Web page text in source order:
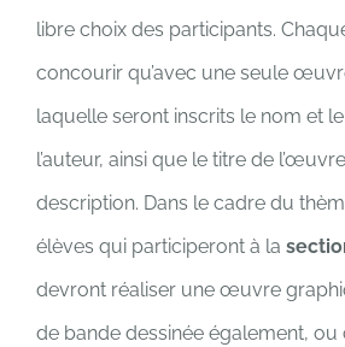
libre choix des participants.
concourir qu’avec une seule
laquelle seront inscrits le nom et
l’auteur, ainsi que le titre de
description. Dans le cadre du
élèves qui participeront à la
devront réaliser une œuvre
de bande dessinée également,